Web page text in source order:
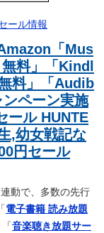
ール情報
「Mus
料」「Kindl
料」「Audib
ンペーン実施
ール HUNTE
,幼女戦記な
円セール
連動で、多数の先行
電子書籍 読み放題
音楽聴き放題サー